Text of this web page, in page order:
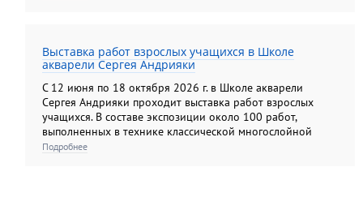
Выставка работ взрослых учащихся в Школе
акварели Сергея Андрияки
С 12 июня по 18 октября 2026 г. в Школе акварели
Сергея Андрияки проходит выставка работ взрослых
учащихся. В составе экспозиции около 100 работ,
выполненных в технике классической многослойной
акварели, а также гризайли и карандашом. Экспозиция
Подробнее